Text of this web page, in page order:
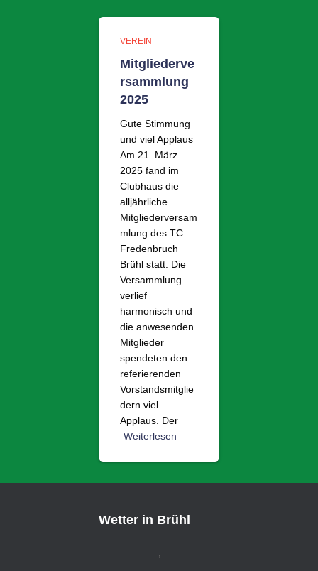
VEREIN
Mitgliederve
rsammlung
2025
Gute Stimmung
und viel Applaus
Am 21. März
2025 fand im
Clubhaus die
alljährliche
Mitgliederversam
mlung des TC
Fredenbruch
Brühl statt. Die
Versammlung
verlief
harmonisch und
die anwesenden
Mitglieder
spendeten den
referierenden
Vorstandsmitglie
dern viel
Applaus. Der
Weiterlesen
Wetter in Brühl